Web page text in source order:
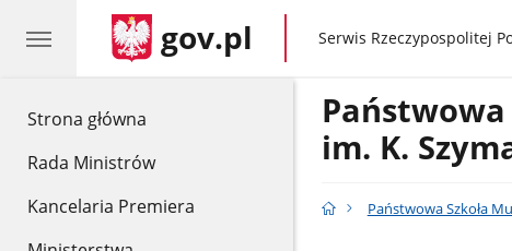
Strona główna
Rada Ministrów
Kancelaria Premiera
gov.pl gov.pl
Serwis Rzeczypospolitej
Państwowa
im. K.
Państwowa Szkoła